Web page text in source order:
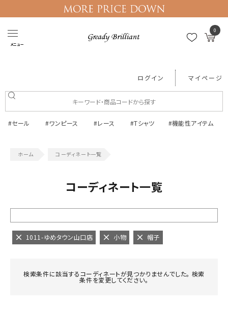
メニュー
0
ログイン マイページ
#セール #ワンピース #レース #Tシャツ #機能性アイテム
コーディネート一覧
コーディネート一覧
1011-ゆめタウン山口店 小物 帽子
検索条件に該当するコーディネートが見つかりませんでした。 検索
条件を変更してください。